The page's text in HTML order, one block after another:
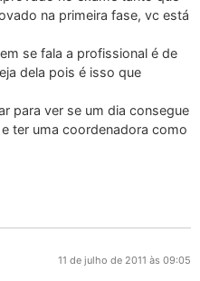
na primeira fase, vc está
se fala a profissional é de
dela pois é isso que
para ver se um dia consegue
ter uma coordenadora como
11 de julho de 2011 às 09:05